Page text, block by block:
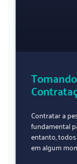
Contratar a
fundamental
entanto,
em algum